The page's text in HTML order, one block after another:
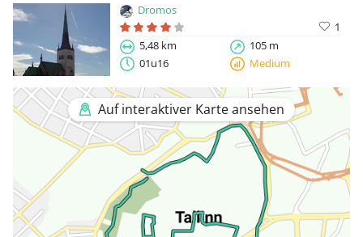
Dromos
1
5,48 km
105 m
01u16
Medium
Auf interaktiver Karte ansehen